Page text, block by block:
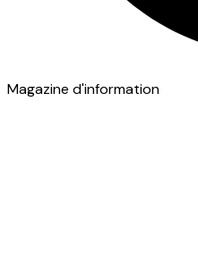
Magazine d'information